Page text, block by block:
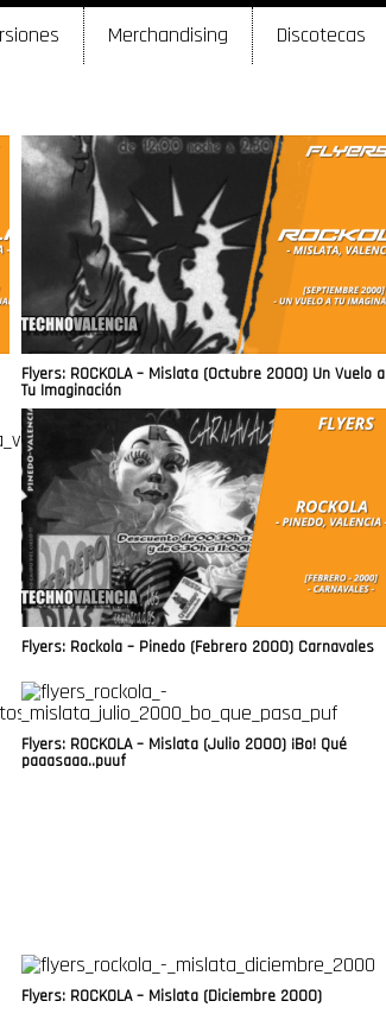
Merchandising Discotecas
Flyers: ROCKOLA – Mislata (Octubre 2000) Un Vuelo a
Tu Imaginación
Flyers: Rockola – Pinedo (Febrero 2000) Carnavales
Flyers: ROCKOLA – Mislata (Julio 2000) ¡Bo! Qué
paaasaaa..puuf
Flyers: ROCKOLA – Mislata (Diciembre 2000)